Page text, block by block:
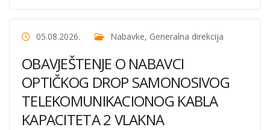
05.08.2026. Nabavke, Generalna direkcija
OBAVJEŠTENJE O NABAVCI
OPTIČKOG DROP SAMONOSIVOG
TELEKOMUNIKACIONOG KABLA
KAPACITETA 2 VLAKNA